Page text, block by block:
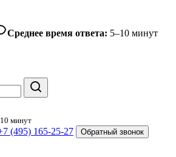
Среднее время ответа: 5–10 минут
минут
(495) 165-25-27 Обратный звонок